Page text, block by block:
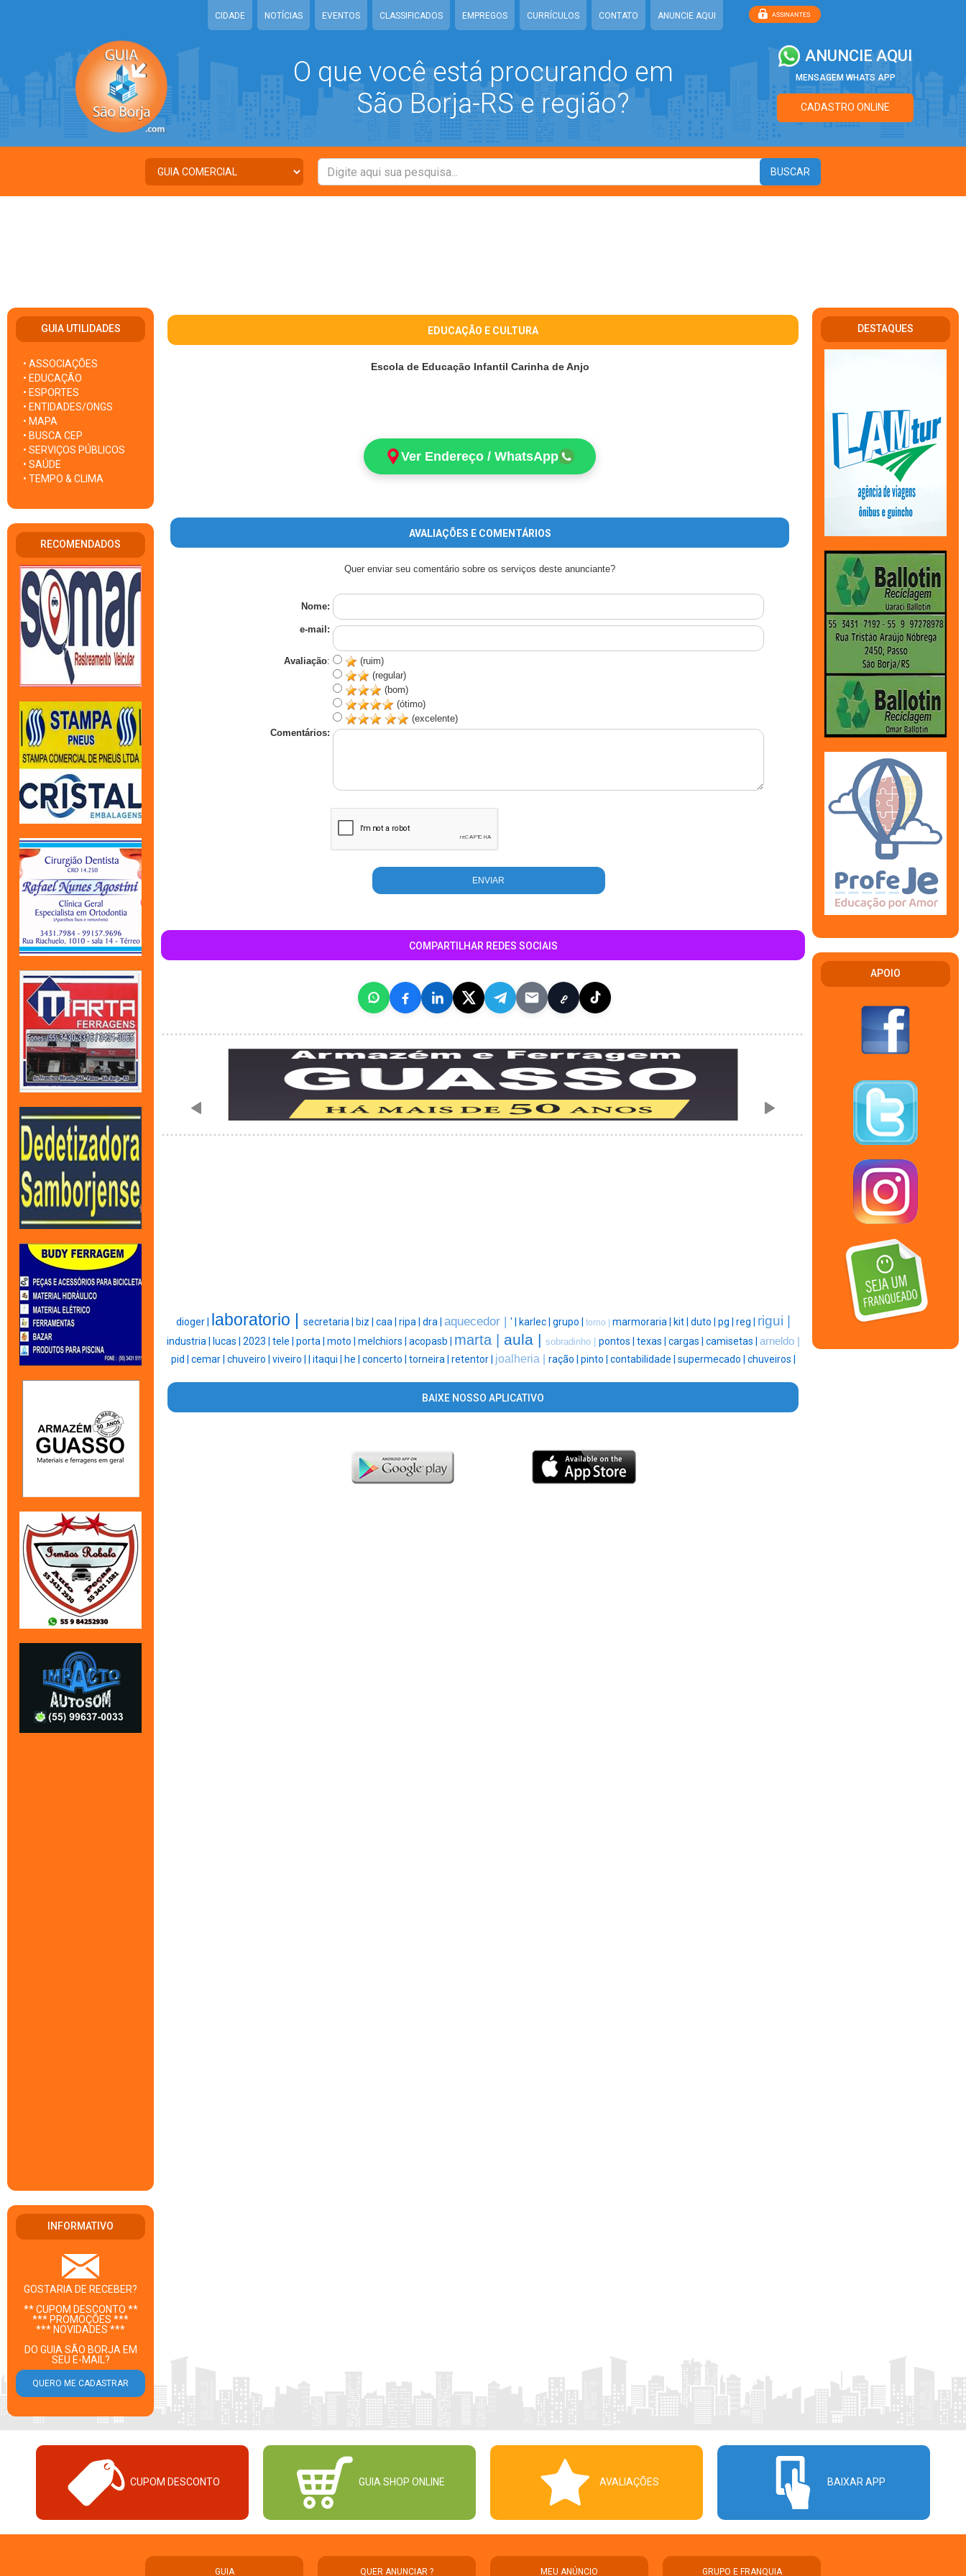
CIDADE NOTÍCIAS EVENTOS CLASSIFICADOS EMPREGOS CURRÍCULOS CONTATO ANUNCIE AQUI
O que você está procurando em
São Borja-RS e região?
ANUNCIE AQUI
MENSAGEM WHATS APP
CADASTRO ONLINE
GUIA UTILIDADES
• ASSOCIAÇÕES
• EDUCAÇÃO
• ESPORTES
• ENTIDADES/ONGS
• MAPA
• BUSCA CEP
• SERVIÇOS PÚBLICOS
• SAÚDE
• TEMPO & CLIMA
RECOMENDADOS
INFORMATIVO
GOSTARIA DE RECEBER?
** CUPOM DESCONTO **
*** PROMOÇÕES ***
*** NOVIDADES ***
DO GUIA SÃO BORJA EM
SEU E-MAIL?
EDUCAÇÃO E CULTURA
Escola de Educação Infantil Carinha de Anjo
Ver Endereço / WhatsApp
AVALIAÇÕES E COMENTÁRIOS
Quer enviar seu comentário sobre os serviços deste anunciante?
Nome:
e-mail:
Avaliação:
(ruim)
(regular)
(bom)
(ótimo)
(excelente)
Comentários:
COMPARTILHAR REDES SOCIAIS
dioger | laboratorio | secretaria | biz | caa | ripa | dra | aquecedor | ' | karlec | grupo | torno | marmoraria | kit | duto | pg | reg | rigui |
industria | lucas | 2023 | tele | porta | moto | melchiors | acopasb | marta | aula | sobradinho | pontos | texas | cargas | camisetas | arneldo |
pid | cemar | chuveiro | viveiro | itaqui | he | concerto | torneira | retentor | joalheria | ração | pinto | contabilidade | supermecado | chuveiros |
BAIXE NOSSO APLICATIVO
DESTAQUES
APOIO
CUPOM DESCONTO GUIA SHOP ONLINE AVALIAÇÕES BAIXAR APP
GUIA QUER ANUNCIAR ? MEU ANÚNCIO GRUPO E FRANQUIA